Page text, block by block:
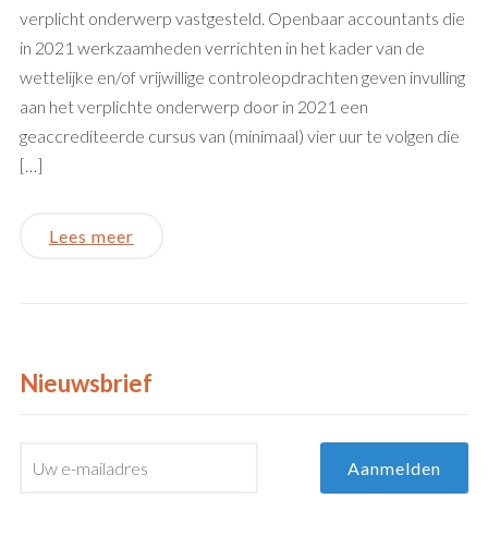
verplicht onderwerp vastgesteld. Openbaar accountants die
in 2021 werkzaamheden verrichten in het kader van de
wettelijke en/of vrijwillige controleopdrachten geven invulling
aan het verplichte onderwerp door in 2021 een
geaccrediteerde cursus van (minimaal) vier uur te volgen die
[…]
Lees meer
Nieuwsbrief